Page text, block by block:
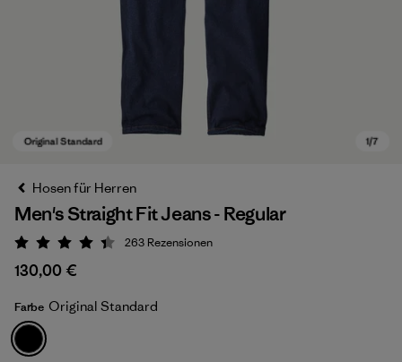
Original Standard
Hosen für Herren
Men's Straight Fit Jeans - Regular
Bewertung: 4.4 / 5
263 Rezensionen
130,00 €
Farbe Original Standard